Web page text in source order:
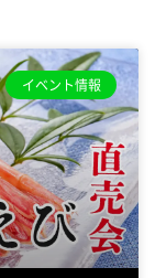
イベント情報